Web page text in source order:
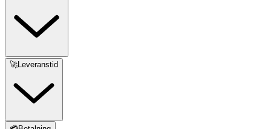
🚀Leveranstid